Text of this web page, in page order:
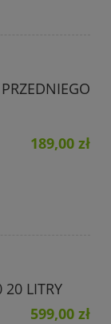
189,00 zł
20 LITRY
599,00 zł